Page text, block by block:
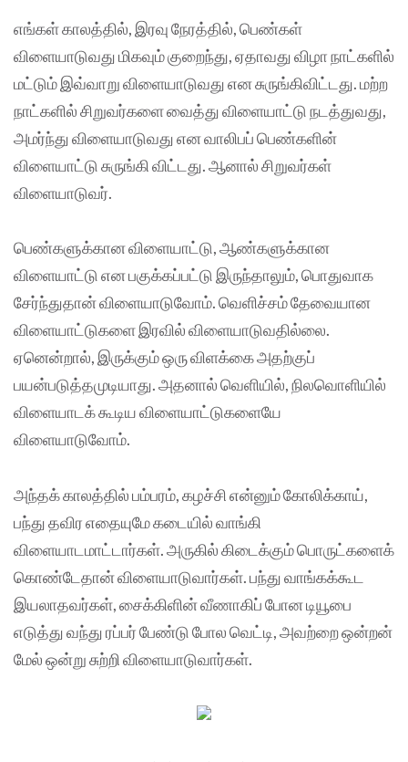
எங்கள் காலத்தில், இரவு நேரத்தில், பெண்கள்
விளையாடுவது மிகவும் குறைந்து, ஏதாவது விழா நாட்களில்
மட்டும் இவ்வாறு விளையாடுவது என சுருங்கிவிட்டது. மற்ற
நாட்களில் சிறுவர்களை வைத்து விளையாட்டு நடத்துவது,
அமர்ந்து விளையாடுவது என வாலிபப் பெண்களின்
விளையாட்டு சுருங்கி விட்டது. ஆனால் சிறுவர்கள்
விளையாடுவர்.
பெண்களுக்கான விளையாட்டு, ஆண்களுக்கான
விளையாட்டு என பகுக்கப்பட்டு இருந்தாலும், பொதுவாக
சேர்ந்துதான் விளையாடுவோம். வெளிச்சம் தேவையான
விளையாட்டுகளை இரவில் விளையாடுவதில்லை.
ஏனென்றால், இருக்கும் ஒரு விளக்கை அதற்குப்
பயன்படுத்தமுடியாது. அதனால் வெளியில், நிலவொளியில்
விளையாடக் கூடிய விளையாட்டுகளையே
விளையாடுவோம்.
அந்தக் காலத்தில் பம்பரம், கழச்சி என்னும் கோலிக்காய்,
பந்து தவிர எதையுமே கடையில் வாங்கி
விளையாடமாட்டார்கள். அருகில் கிடைக்கும் பொருட்களைக்
கொண்டேதான் விளையாடுவார்கள். பந்து வாங்கக்கூட
இயலாதவர்கள், சைக்கிளின் வீணாகிப் போன டியூபை
எடுத்து வந்து ரப்பர் பேண்டு போல வெட்டி, அவற்றை ஒன்றன்
மேல் ஒன்று சுற்றி விளையாடுவார்கள்.